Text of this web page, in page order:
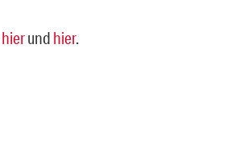
hierund hier.